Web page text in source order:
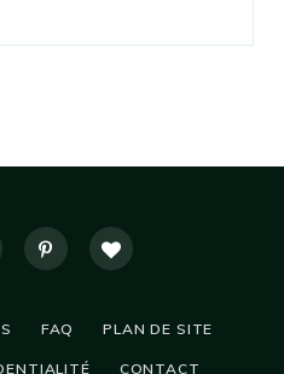
FAQ PLAN DE SITE
CONTACT